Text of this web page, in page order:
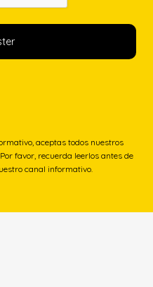
aceptas todos nuestros
favor, recuerda leerlos antes de
canal informativo.